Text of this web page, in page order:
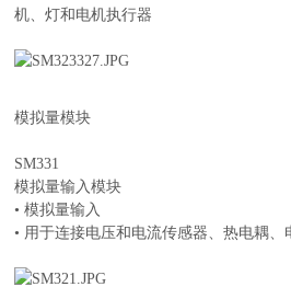
机、灯和电机执行器
模拟量模块
SM331
模拟量输入模块
• 模拟量输入
• 用于连接电压和电流传感器、热电耦、